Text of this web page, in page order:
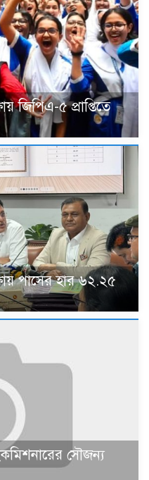
জিপিএ-৫ প্রাপ্তিতে
পাসের হার ৬২.২৫
সৌজন্য